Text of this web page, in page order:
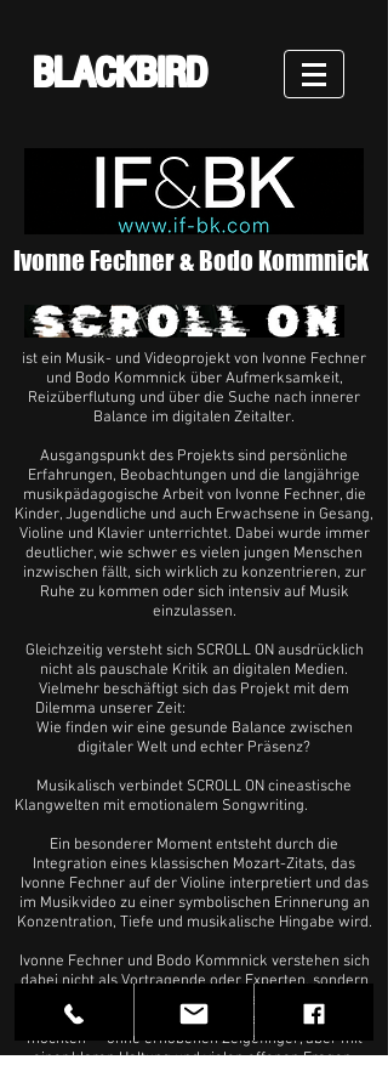
BLACKBIRD
Ivonne Fechner & Bodo Kommnick
ist ein Musik- und Videoprojekt von Ivonne Fechner
und Bodo Kommnick über Aufmerksamkeit,
Reizüberflutung und über die Suche nach innerer
Balance im digitalen Zeitalter.
Ausgangspunkt des Projekts sind persönliche
Erfahrungen, Beobachtungen und die langjährige
musikpädagogische Arbeit von Ivonne Fechner, die
Kinder, Jugendliche und auch Erwachsene in Gesang,
Violine und Klavier unterrichtet. Dabei wurde immer
deutlicher, wie schwer es vielen jungen Menschen
inzwischen fällt, sich wirklich zu konzentrieren, zur
Ruhe zu kommen oder sich intensiv auf Musik
einzulassen.
Gleichzeitig versteht sich SCROLL ON ausdrücklich
nicht als pauschale Kritik an digitalen Medien.
Vielmehr beschäftigt sich das Projekt mit dem
Dilemma unserer Zeit:
Wie finden wir eine gesunde Balance zwischen
digitaler Welt und echter Präsenz?
Musikalisch verbindet SCROLL ON cineastische
Klangwelten mit emotionalem Songwriting.
Ein besonderer Moment entsteht durch die
Integration eines klassischen Mozart-Zitats, das
Ivonne Fechner auf der Violine interpretiert und das
im Musikvideo zu einer symbolischen Erinnerung an
Konzentration, Tiefe und musikalische Hingabe wird.
Ivonne Fechner und Bodo Kommnick verstehen sich
dabei nicht als Vortragende oder Experten, sondern
als Vollblutmusiker, die gesellschaftliche Themen
über Musik, Bilder und Emotionen erfahrbar machen
möchten — ohne erhobenen Zeigefinger, aber mit
einer klaren Haltung und vielen offenen Fragen.